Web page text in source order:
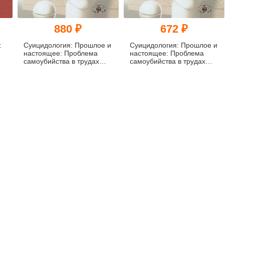
880 ₽
Суицидология: Прошлое и
настоящее: Проблема
самоубийства в трудах
672 ₽
Суицидология: Прошлое и
настоящее: Проблема
самоубийства в трудах